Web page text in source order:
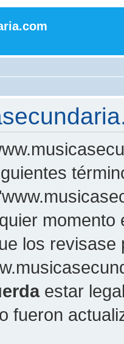
los
estar
fueron